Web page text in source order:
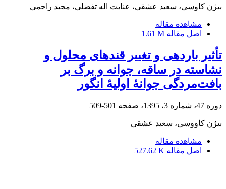
بیژن کاوسی، سعید عشقی، عنایت اله تفضلی، مجید راحمی
مشاهده مقاله
اصل مقاله 1.61 M
تأثیر باردهی و تغییر قندهای محلول و
نشاسته در ساقه، جوانه و برگ بر
بافت‌مردگی جوانۀ اولیۀ انگور
دوره 47، شماره 3، 1395، صفحه 501-509
بیژن کاووسی، سعید عشقی
مشاهده مقاله
اصل مقاله 527.62 K